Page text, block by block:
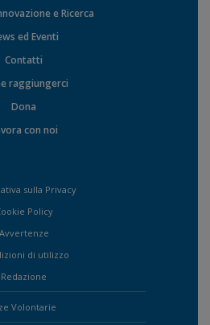
e Ricerca
ed Eventi
Contatti
raggiungerci
Dona
con noi
sulla Privacy
Policy
Avvertenze
di utilizzo
Redazione
Volontarie